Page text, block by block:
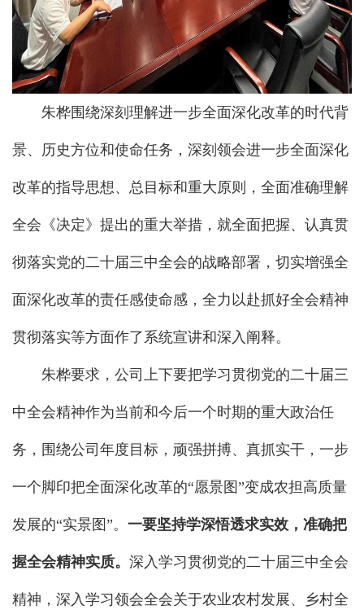
朱桦围绕深刻理解进一步全面深化改革的时代背
景、历史方位和使命任务，深刻领会进一步全面深化
改革的指导思想、总目标和重大原则，全面准确理解
全会《决定》提出的重大举措，就全面把握、认真贯
彻落实党的二十届三中全会的战略部署，切实增强全
面深化改革的责任感使命感，全力以赴抓好全会精神
贯彻落实等方面作了系统宣讲和深入阐释。
朱桦要求，公司上下要把学习贯彻党的二十届三
中全会精神作为当前和今后一个时期的重大政治任
务，围绕公司年度目标，顽强拼搏、真抓实干，一步
一个脚印把全面深化改革的“愿景图”变成农担高质量
发展的“实景图”。 一要坚持学深悟透求实效，准确把
握全会精神实质。 深入学习贯彻党的二十届三中全会
精神，深入学习领会全会关于农业农村发展、乡村全